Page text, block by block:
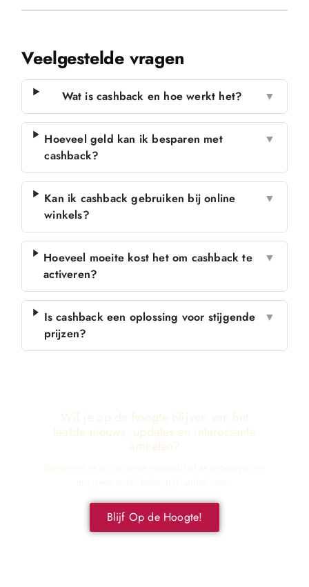
Veelgestelde vragen
Wat is cashback en hoe werkt het? ▼
Hoeveel geld kan ik besparen met
cashback?
▼
Kan ik cashback gebruiken bij online
winkels?
▼
Hoeveel moeite kost het om cashback te
activeren?
▼
Is cashback een oplossing voor stijgende
prijzen?
▼
Wil je op de hoogte blijven van het
laatste nieuws, updates en interessante
artikelen?
Registreer je nu om onze nieuwsbrief te ontvangen en
mis geen enkel belangrijk artikel meer.
Blijf Op de Hoogte!